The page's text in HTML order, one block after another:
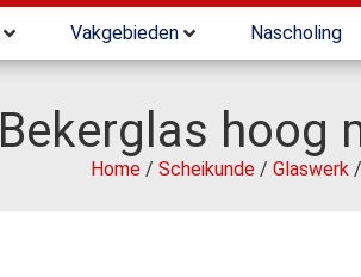
Vakgebieden Nascholing
Bekerglas hoog
Home / Scheikunde / Glaswerk /